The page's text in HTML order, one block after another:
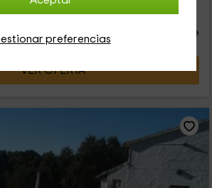
preferencias
antes
42
persona y noche
VER OFERTA